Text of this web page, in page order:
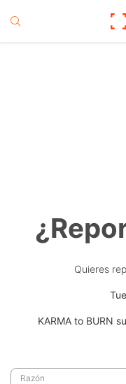
Quieres
KARMA to BURN
Razón